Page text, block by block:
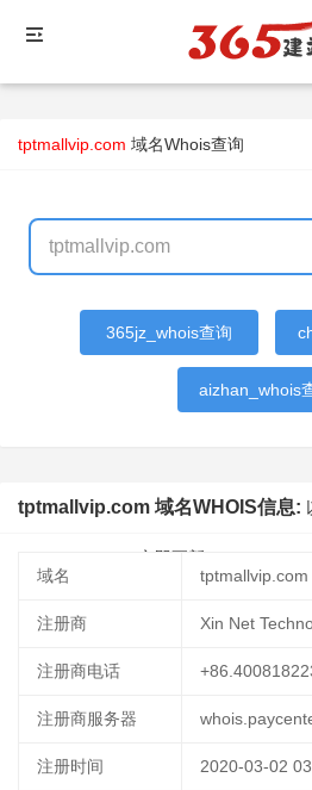
tptmallvip.com 域名Whois查询
365jz_whois查询
aizhan_whois
tptmallvip.com 域名WHOIS信息:
立即更新
域名
tptmallvip.com
注册商 Xin Net
注册商电话
注册商服务器
注册时间 2020-03-02